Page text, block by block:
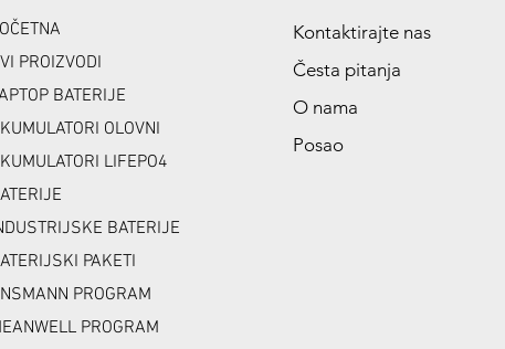
PROIZVODI
BATERIJE
OLOVNI
LIFEPO4
BATERIJE
PAKETI
PROGRAM
PROGRAM
Kontaktirajte nas
Česta pitanja
O nama
Posao